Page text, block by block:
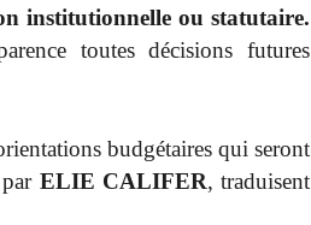
institutionnelle ou statutaire.
toutes décisions futures
budgétaires qui seront
ELIE CALIFER, traduisent